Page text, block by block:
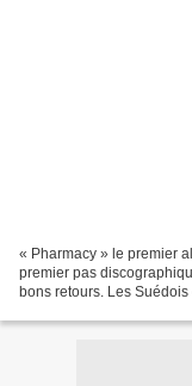
« Pharmacy » le premier
premier pas
bons retours. Les